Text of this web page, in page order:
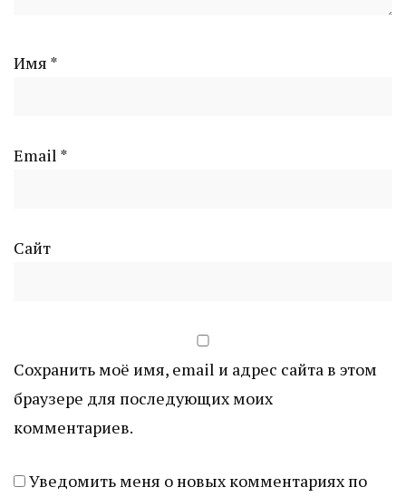
Имя *
Email *
Сайт
Сохранить моё имя, email и адрес сайта в этом
браузере для последующих моих
комментариев.
Уведомить меня о новых комментариях по